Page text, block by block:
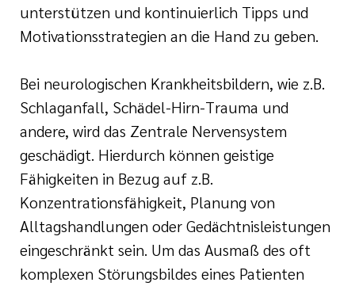
unterstützen und kontinuierlich Tipps und
Motivationsstrategien an die Hand zu geben.
Bei neurologischen Krankheitsbildern, wie z.B.
Schlaganfall, Schädel-Hirn-Trauma und
andere, wird das Zentrale Nervensystem
geschädigt. Hierdurch können geistige
Fähigkeiten in Bezug auf z.B.
Konzentrationsfähigkeit, Planung von
Alltagshandlungen oder Gedächtnisleistungen
eingeschränkt sein. Um das Ausmaß des oft
komplexen Störungsbildes eines Patienten